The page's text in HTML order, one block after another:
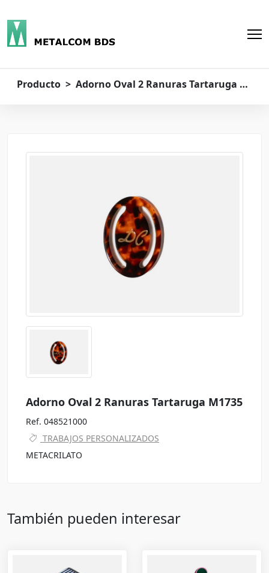
Producto > Adorno Oval 2 Ranuras Tartaruga M1735
Adorno Oval 2 Ranuras Tartaruga M1735
Ref. 048521000
TRABAJOS PERSONALIZADOS
METACRILATO
También pueden interesar